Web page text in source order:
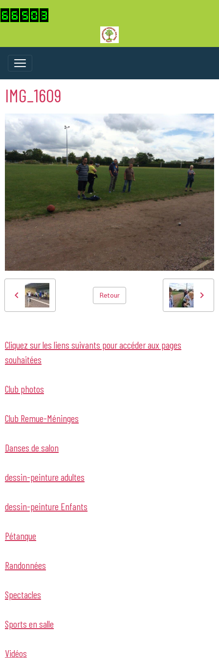
IMG_1609
Retour
Cliquez sur les liens suivants pour accéder aux pages
souhaitées
Club photos
Club Remue-Méninges
Danses de salon
dessin-peinture adultes
dessin-peinture Enfants
Pétanque
Randonnées
Spectacles
Sports en salle
Vidéos